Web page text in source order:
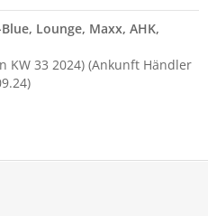
Lounge, Maxx, AHK,
KW 33 2024) (Ankunft Händler